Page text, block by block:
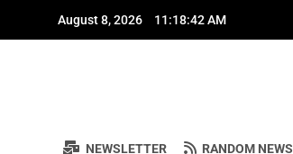
August 8, 2026 11:18:44 AM
NEWSLETTER RANDOM NEWS